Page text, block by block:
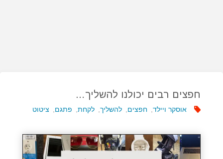
חפצים רבים יכולנו להשליך…
אוסקר ויילד חפצים להשליך לקחת, פתגם ציטוט